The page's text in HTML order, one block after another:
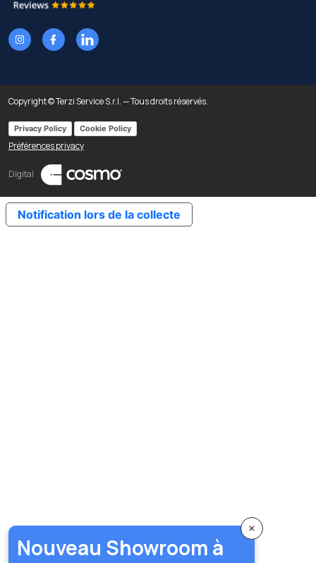
Copyright © Terzi Service S.r.l. — Tous droits réservés.
Privacy Policy Cookie Policy
Préférences privacy
Digital
×
Nouveau Showroom à
Notification lors de la collecte